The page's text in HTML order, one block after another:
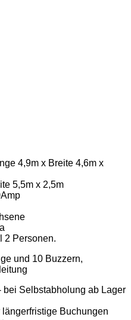
4,9m x Breite 4,6m x
5,5m x 2,5m
2 Personen.
und 10 Buzzern,
bei Selbstabholung ab Lager
Buchungen